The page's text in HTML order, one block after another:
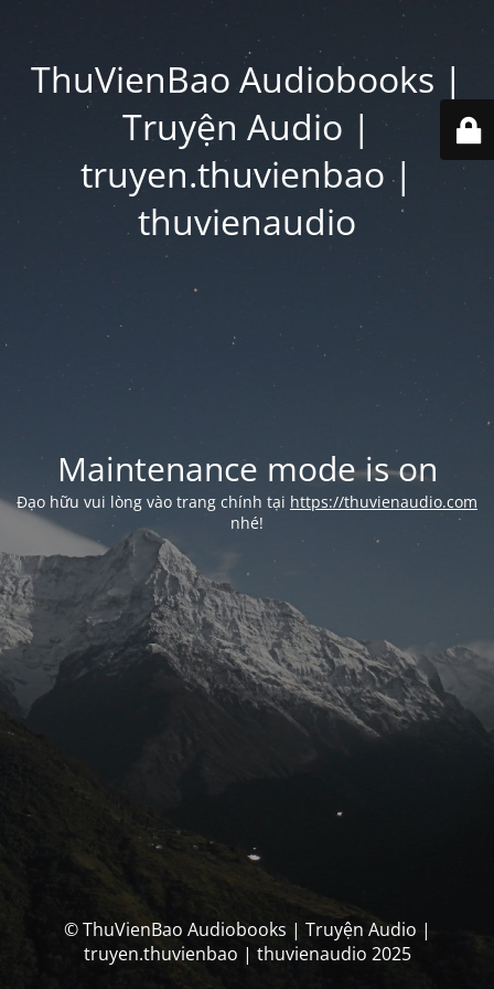
ThuVienBao Audiobooks |
Truyện Audio |
truyen.thuvienbao |
thuvienaudio
Maintenance mode is on
Đạo hữu vui lòng vào trang chính tại https://thuvienaudio.com
nhé!
© ThuVienBao Audiobooks | Truyện Audio |
truyen.thuvienbao | thuvienaudio 2025